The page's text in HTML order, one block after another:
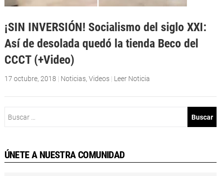
¡SIN INVERSIÓN! Socialismo del siglo XXI:
Así de desolada quedó la tienda Beco del
CCCT (+Video)
17 octubre, 2018 | Noticias, Videos | Leer Noticia
ÚNETE A NUESTRA COMUNIDAD